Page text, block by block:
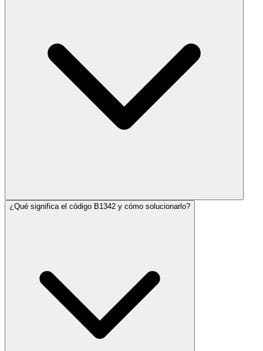
¿Qué significa el código B1342 y cómo solucionarlo?